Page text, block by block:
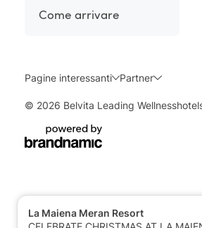
La Maiena Meran Resort
Come arrivare
Pagine interessanti Partner
© 2026 Belvita Leading